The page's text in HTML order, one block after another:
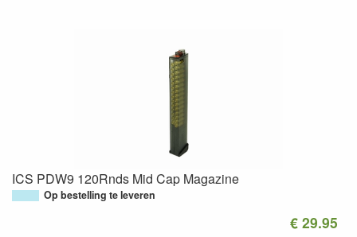
ICS PDW9 120Rnds Mid Cap Magazine
Op bestelling te leveren
€ 29.95